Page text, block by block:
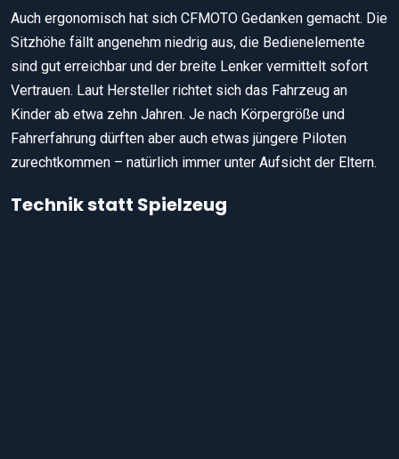
Auch ergonomisch hat sich CFMOTO Gedanken gemacht. Die
Sitzhöhe fällt angenehm niedrig aus, die Bedienelemente
sind gut erreichbar und der breite Lenker vermittelt sofort
Vertrauen. Laut Hersteller richtet sich das Fahrzeug an
Kinder ab etwa zehn Jahren. Je nach Körpergröße und
Fahrerfahrung dürften aber auch etwas jüngere Piloten
zurechtkommen – natürlich immer unter Aufsicht der Eltern.
Technik statt Spielzeug